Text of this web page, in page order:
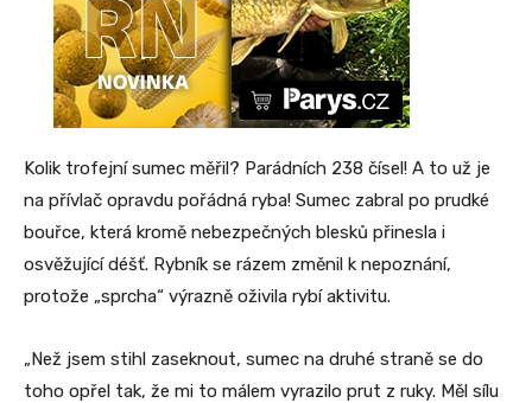
Kolik trofejní sumec měřil? Parádních 238 čísel! A to už je
na přívlač opravdu pořádná ryba! Sumec zabral po prudké
bouřce, která kromě nebezpečných blesků přinesla i
osvěžující déšť. Rybník se rázem změnil k nepoznání,
protože „sprcha“ výrazně oživila rybí aktivitu.
„Než jsem stihl zaseknout, sumec na druhé straně se do
toho opřel tak, že mi to málem vyrazilo prut z ruky. Měl sílu